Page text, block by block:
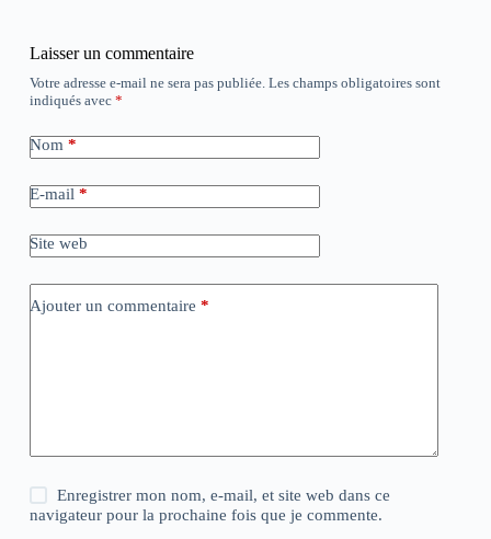
Laisser un commentaire
Votre adresse e-mail ne sera pas publiée. Les champs obligatoires sont
indiqués avec *
Nom*
E-mail*
Site web
Ajouter un commentaire *
Enregistrer mon nom, e-mail, et site web dans ce
navigateur pour la prochaine fois que je commente.